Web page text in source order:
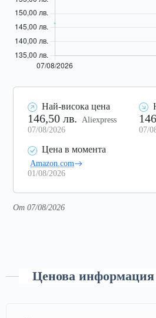
Най-висока цена
146,50 лв. Aliexpress
07/08/2026
07/
Цена в момента
Amazon.com
01/08/2026
От 07/08/2026
Ценова информация